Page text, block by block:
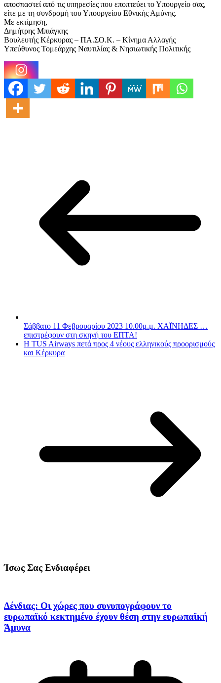
αποσπαστεί από τις υπηρεσίες που εποπτεύει το Υπουργείο σας,
είτε με τη συνδρομή του Υπουργείου Εθνικής Αμύνης.
Με εκτίμηση,
Δημήτρης Μπιάγκης
Βουλευτής Κέρκυρας – ΠΑ.ΣΟ.Κ. – Κίνημα Αλλαγής
Υπεύθυνος Τομεάρχης Ναυτιλίας & Νησιωτικής Πολιτικής
Σάββατο 11 Φεβρουαρίου 2023 10.00μ.μ. ΧΑΪΝΗΔΕΣ …
επιστρέφουν στη σκηνή του ΕΠΤΑ!
Η TUS Airways πετά προς 4 νέους ελληνικούς προορισμούς
και Κέρκυρα
Ίσως Σας Ενδιαφέρει
Δένδιας: Οι χώρες που συνυπογράφουν το
ευρωπαϊκό κεκτημένο έχουν θέση στην ευρωπαϊκή
Άμυνα